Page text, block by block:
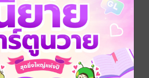
No Rating
ซื้อเป็นของขวัญ ติดตาม แชร์